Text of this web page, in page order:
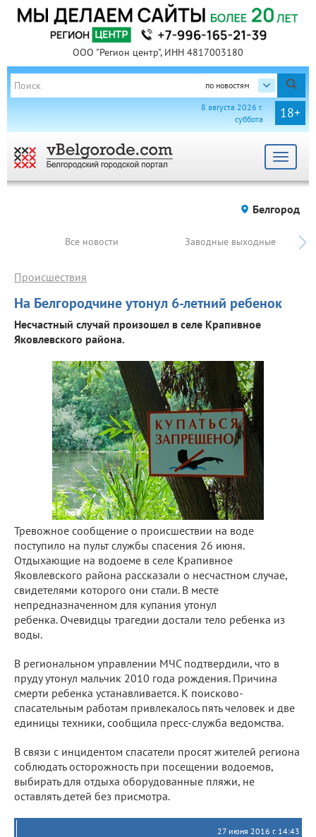
ООО "Регион центр", ИНН 4817003180
по новостям
18+
8 августа 2026 г.
суббота
Toggle
Белгород
Все новости Заводные выходные
На Белгородчине утонул 6-летний ребенок
Происшествия
Несчастный случай произошел в селе Крапивное
Яковлевского района.
Тревожное сообщение о происшествии на воде
поступило на пульт службы спасения 26 июня.
Отдыхающие на водоеме в селе Крапивное
Яковлевского района рассказали о несчастном случае,
свидетелями которого они стали. В месте
непредназначенном для купания утонул
ребенка. Очевидцы трагедии достали тело ребенка из
воды.
В региональном управлении МЧС подтвердили, что в
пруду утонул мальчик 2010 года рождения. Причина
смерти ребенка устанавливается. К поисково-
спасательным работам привлекалось пять человек и две
единицы техники, сообщила пресс-служба ведомства.
В связи с инцидентом спасатели просят жителей региона
соблюдать осторожность при посещении водоемов,
выбирать для отдыха оборудованные пляжи, не
оставлять детей без присмотра.
27 июня 2016 г. 14:43